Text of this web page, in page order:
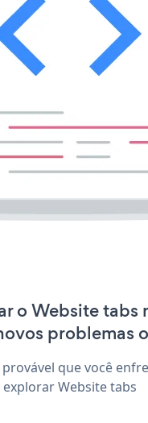
o Website tabs
problemas
que você
Website tabs